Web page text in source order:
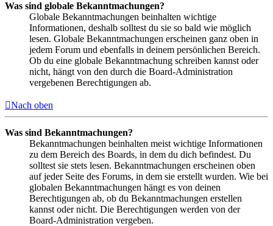
Was sind globale Bekanntmachungen?
Globale Bekanntmachungen beinhalten wichtige
Informationen, deshalb solltest du sie so bald wie möglich
lesen. Globale Bekanntmachungen erscheinen ganz oben in
jedem Forum und ebenfalls in deinem persönlichen Bereich.
Ob du eine globale Bekanntmachung schreiben kannst oder
nicht, hängt von den durch die Board-Administration
vergebenen Berechtigungen ab.
Nach oben
Was sind Bekanntmachungen?
Bekanntmachungen beinhalten meist wichtige Informationen
zu dem Bereich des Boards, in dem du dich befindest. Du
solltest sie stets lesen. Bekanntmachungen erscheinen oben
auf jeder Seite des Forums, in dem sie erstellt wurden. Wie bei
globalen Bekanntmachungen hängt es von deinen
Berechtigungen ab, ob du Bekanntmachungen erstellen
kannst oder nicht. Die Berechtigungen werden von der
Board-Administration vergeben.